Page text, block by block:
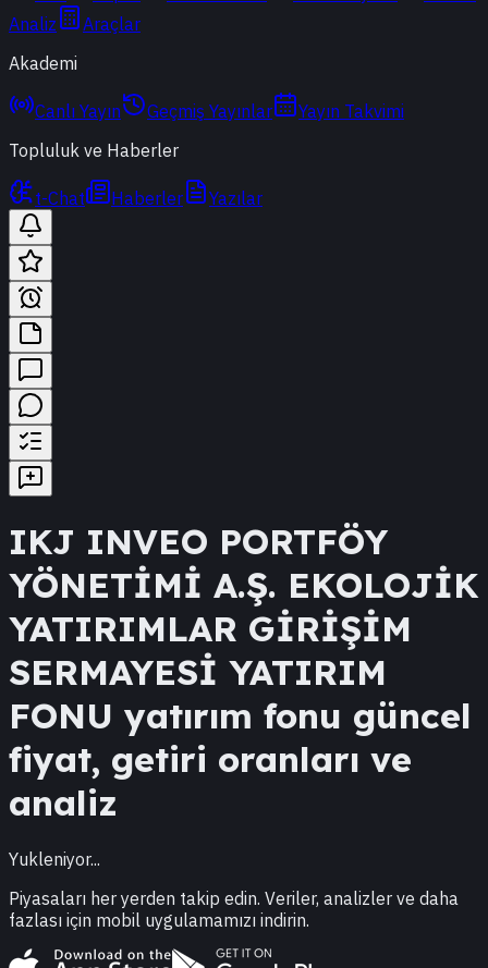
Analiz
Araçlar
Akademi
Canlı Yayın Geçmiş Yayınlar
Yayın Takvimi
Topluluk ve Haberler
t-Chat Haberler Yazılar
IKJ INVEO PORTFÖY
YÖNETİMİ A.Ş. EKOLOJİK
YATIRIMLAR GİRİŞİM
SERMAYESİ YATIRIM
FONU yatırım fonu güncel
fiyat, getiri oranları ve
analiz
Yukleniyor...
Piyasaları her yerden takip edin. Veriler, analizler ve daha
fazlası için mobil uygulamamızı indirin.